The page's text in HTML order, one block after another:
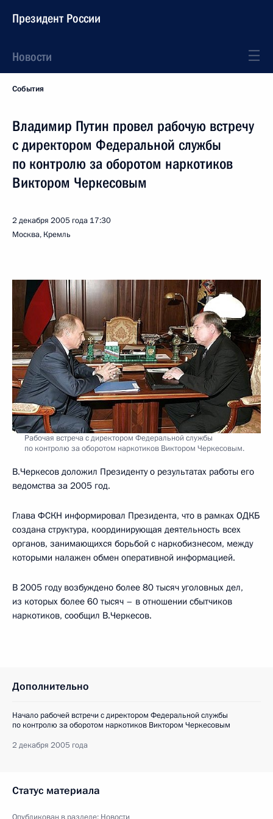
Президент России
Новости
События
Владимир Путин провел рабочую встречу
с директором Федеральной службы
по контролю за оборотом наркотиков
Виктором Черкесовым
2 декабря 2005 года 17:30
Москва, Кремль
Рабочая встреча с директором Федеральной службы
по контролю за оборотом наркотиков Виктором Черкесовым.
В.Черкесов доложил Президенту о результатах работы его
ведомства за 2005 год.
Глава ФСКН информировал Президента, что в рамках ОДКБ
создана структура, координирующая деятельность всех
органов, занимающихся борьбой с наркобизнесом, между
которыми налажен обмен оперативной информацией.
В 2005 году возбуждено более 80 тысяч уголовных дел,
из которых более 60 тысяч – в отношении сбытчиков
наркотиков, сообщил В.Черкесов.
Дополнительно
Начало рабочей встречи с директором Федеральной службы
по контролю за оборотом наркотиков Виктором Черкесовым
2 декабря 2005 года
Статус материала